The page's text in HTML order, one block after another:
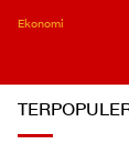
Ekonomi